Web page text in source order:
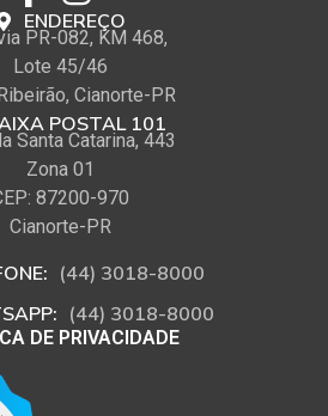
ENDEREÇO
PR-082, KM 468,
Lote 45/46
Cianorte-PR
POSTAL 101
Santa Catarina, 443
Zona 01
87200-970
Cianorte-PR
(44) 3018-8000
(44) 3018-8000
DE PRIVACIDADE